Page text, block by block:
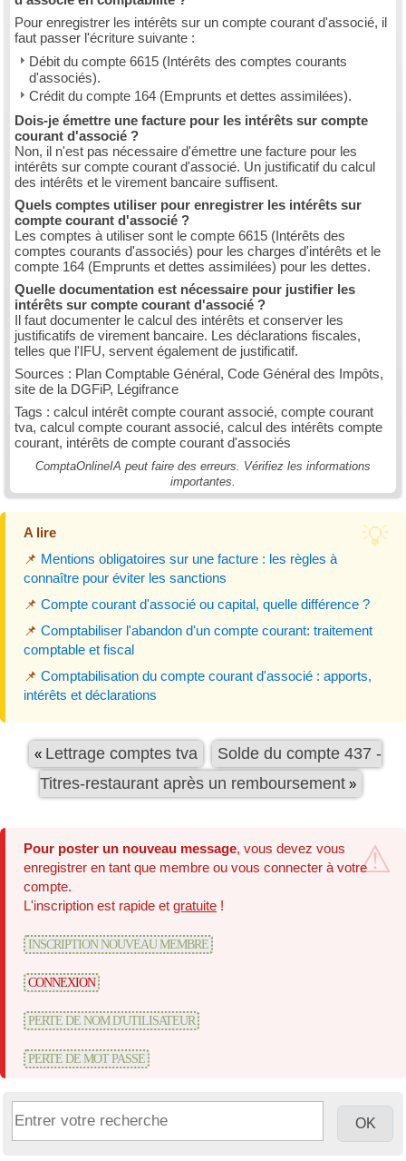
Pour enregistrer les intérêts sur un compte courant d'associé, il
faut passer l'écriture suivante :
Débit du compte 6615 (Intérêts des comptes courants
d'associés).
Crédit du compte 164 (Emprunts et dettes assimilées).
Dois-je émettre une facture pour les intérêts sur compte
courant d'associé ?
Non, il n'est pas nécessaire d'émettre une facture pour les
intérêts sur compte courant d'associé. Un justificatif du calcul
des intérêts et le virement bancaire suffisent.
Quels comptes utiliser pour enregistrer les intérêts sur
compte courant d'associé ?
Les comptes à utiliser sont le compte 6615 (Intérêts des
comptes courants d'associés) pour les charges d'intérêts et le
compte 164 (Emprunts et dettes assimilées) pour les dettes.
Quelle documentation est nécessaire pour justifier les
intérêts sur compte courant d'associé ?
Il faut documenter le calcul des intérêts et conserver les
justificatifs de virement bancaire. Les déclarations fiscales,
telles que l'IFU, servent également de justificatif.
Sources : Plan Comptable Général, Code Général des Impôts,
site de la DGFiP, Légifrance
Tags : calcul intérêt compte courant associé, compte courant
tva, calcul compte courant associé, calcul des intérêts compte
courant, intérêts de compte courant d'associés
ComptaOnlineIA peut faire des erreurs. Vérifiez les informations
importantes.
A lire
📌 Mentions obligatoires sur une facture : les règles à
connaître pour éviter les sanctions
📌 Compte courant d'associé ou capital, quelle différence ?
📌 Comptabiliser l'abandon d'un compte courant: traitement
comptable et fiscal
📌 Comptabilisation du compte courant d'associé : apports,
intérêts et déclarations
« Lettrage comptes tva
Solde du compte 437 -
Titres-restaurant après un remboursement »
Pour poster un nouveau message, vous devez vous
enregistrer en tant que membre ou vous connecter à votre
compte.
L'inscription est rapide et gratuite !
INSCRIPTION NOUVEAU MEMBRE
CONNEXION
PERTE DE NOM D'UTILISATEUR
PERTE DE MOT PASSE